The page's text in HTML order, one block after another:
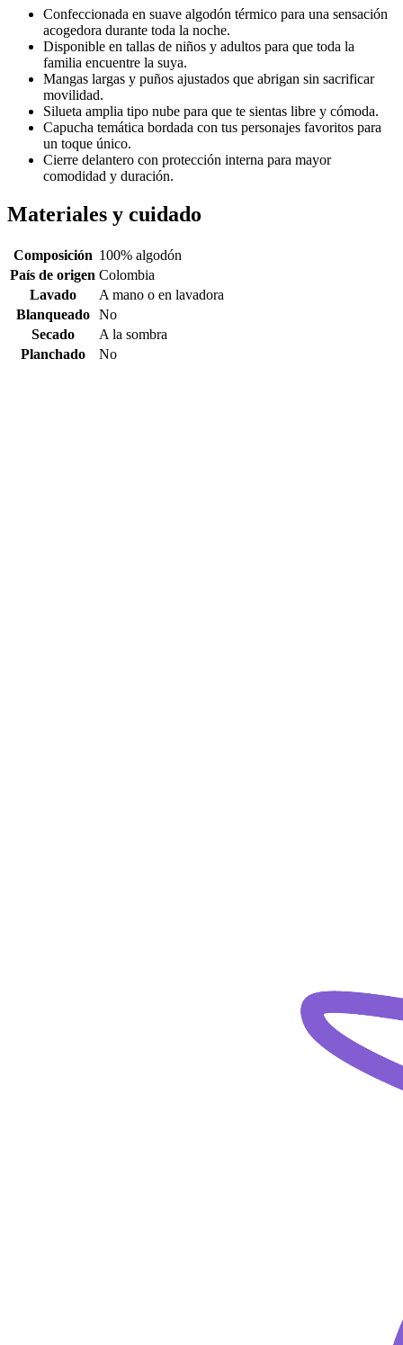
Confeccionada en suave algodón térmico para una sensación
acogedora durante toda la noche.
Disponible en tallas de niños y adultos para que toda la
familia encuentre la suya.
Mangas largas y puños ajustados que abrigan sin sacrificar
movilidad.
Silueta amplia tipo nube para que te sientas libre y cómoda.
Capucha temática bordada con tus personajes favoritos para
un toque único.
Cierre delantero con protección interna para mayor
comodidad y duración.
Materiales y cuidado
Composición 100% algodón
País de origen Colombia
Lavado
A mano o en lavadora
Blanqueado
No
Secado
A la sombra
Planchado
No